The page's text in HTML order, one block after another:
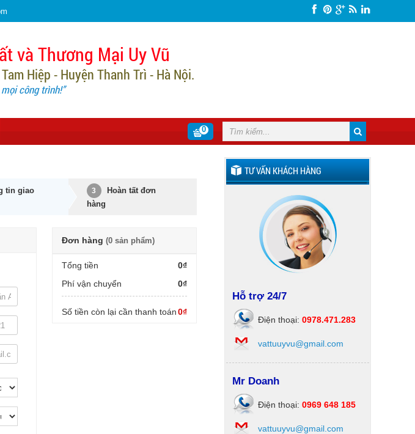
và Thương Mại Uy Vũ
Hiệp - Huyện Thanh Trì - Hà Nội.
công trình!”
0
tin giao
3
Hoàn tất đơn
hàng
Đơn hàng (0 sản phẩm)
Tổng tiền
0₫
Phí vận chuyển
0₫
Số tiền còn lại cần thanh toán0₫
TƯ VẤN KHÁCH HÀNG
Hỗ trợ 24/7
Điện thoại: 0978.471.283
vattuuyvu@gmail.com
Mr Doanh
Điện thoại: 0969 648 185
vattuuyvu@gmail.com